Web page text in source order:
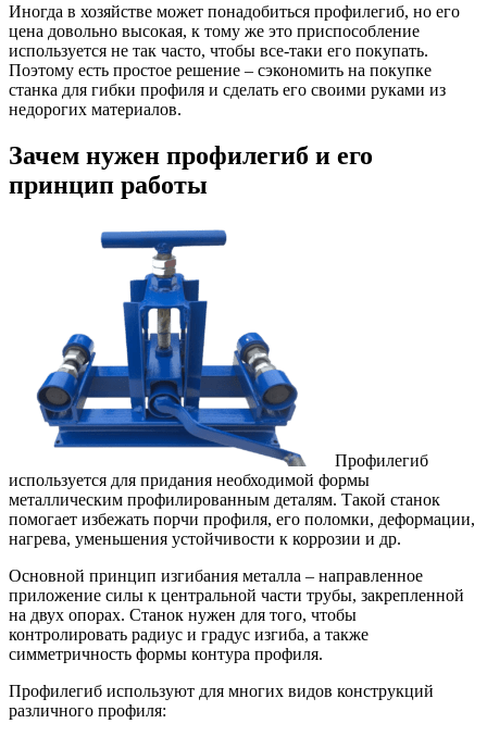
Иногда в хозяйстве может понадобиться профилегиб, но его
цена довольно высокая, к тому же это приспособление
используется не так часто, чтобы все-таки его покупать.
Поэтому есть простое решение – сэкономить на покупке
станка для гибки профиля и сделать его своими руками из
недорогих материалов.
Зачем нужен профилегиб и его
принцип работы
Профилегиб
используется для придания необходимой формы
металлическим профилированным деталям. Такой станок
помогает избежать порчи профиля, его поломки, деформации,
нагрева, уменьшения устойчивости к коррозии и др.
Основной принцип изгибания металла – направленное
приложение силы к центральной части трубы, закрепленной
на двух опорах. Станок нужен для того, чтобы
контролировать радиус и градус изгиба, а также
симметричность формы контура профиля.
Профилегиб используют для многих видов конструкций
различного профиля: